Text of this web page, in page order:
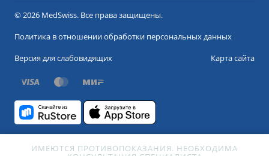
© 2026 MedSwiss. Все права защищены.
Политика в отношении обработки персональных данных
Версия для слабовидящих
Карта сайта
ИМЕЮТСЯ ПРОТИВОПОКАЗАНИЯ. НЕОБХОДИМА